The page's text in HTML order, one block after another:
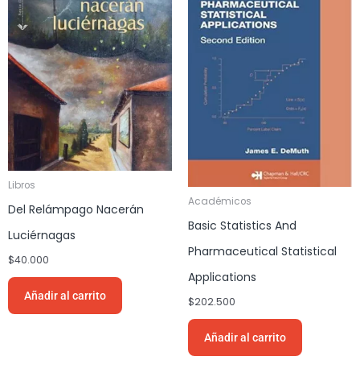
Libros
Del Relámpago Nacerán
Luciérnagas
$40.000
Añadir al carrito
Académicos
Basic Statistics And
Pharmaceutical Statistical
Applications
$202.500
Añadir al carrito